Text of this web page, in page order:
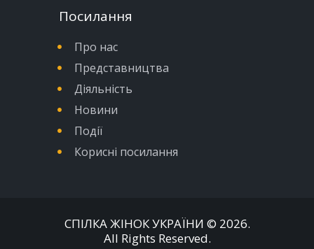
Посилання
Про нас
Представництва
Діяльність
Новини
Події
Корисні посилання
СПІЛКА ЖІНОК УКРАЇНИ © 2026.
All Rights Reserved.